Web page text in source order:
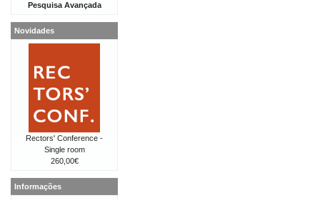
Pesquisa Avançada
Novidades
Rectors' Conference -
Single room
260,00€
Informações